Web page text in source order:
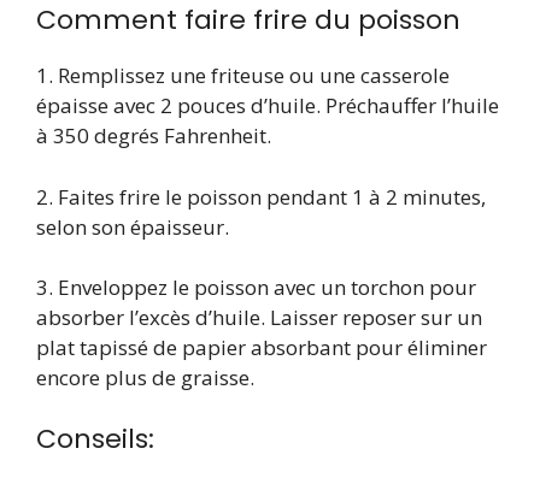
Comment faire frire du poisson
1. Remplissez une friteuse ou une casserole
épaisse avec 2 pouces d’huile. Préchauffer l’huile
à 350 degrés Fahrenheit.
2. Faites frire le poisson pendant 1 à 2 minutes,
selon son épaisseur.
3. Enveloppez le poisson avec un torchon pour
absorber l’excès d’huile. Laisser reposer sur un
plat tapissé de papier absorbant pour éliminer
encore plus de graisse.
Conseils: